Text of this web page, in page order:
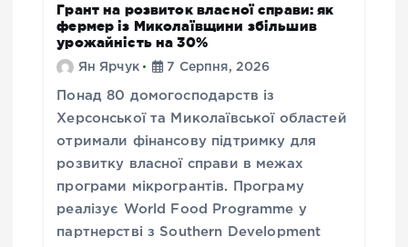
Грант на розвиток власної справи: як
фермер із Миколаївщини збільшив
урожайність на 30%
Ян Ярчук 7 Серпня, 2026
Понад 80 домогосподарств із
Херсонської та Миколаївської областей
отримали фінансову підтримку для
розвитку власної справи в межах
програми мікрогрантів. Програму
реалізує World Food Programme у
партнерстві з Southern Development